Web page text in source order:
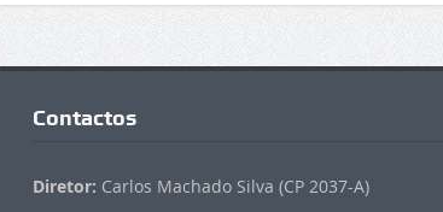
Contactos
Diretor: Carlos Machado Silva (CP 2037-A)